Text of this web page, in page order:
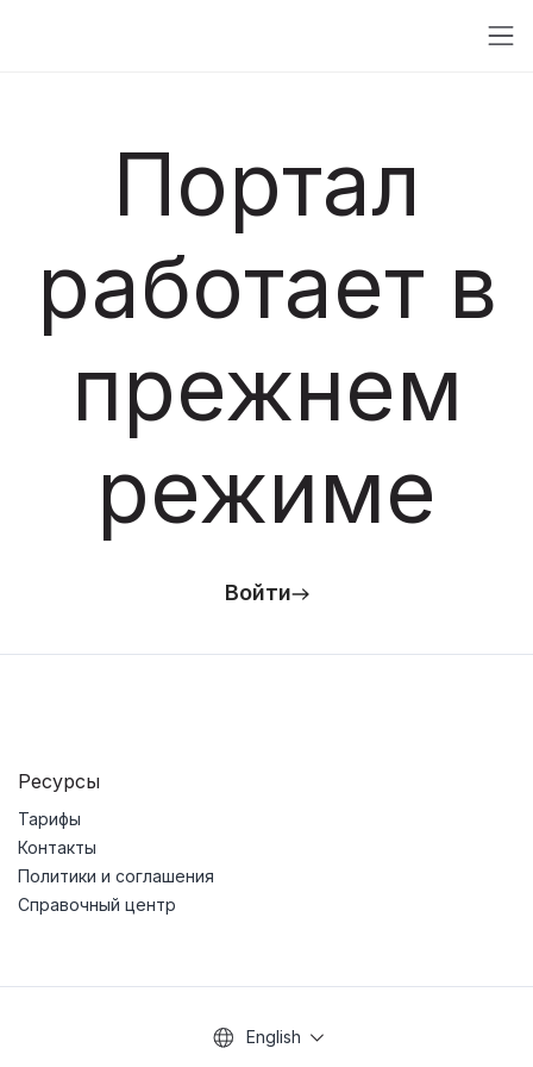
Портал
работает в
прежнем
режиме
Войти
Ресурсы
Тарифы
Контакты
Политики и соглашения
Справочный центр
English